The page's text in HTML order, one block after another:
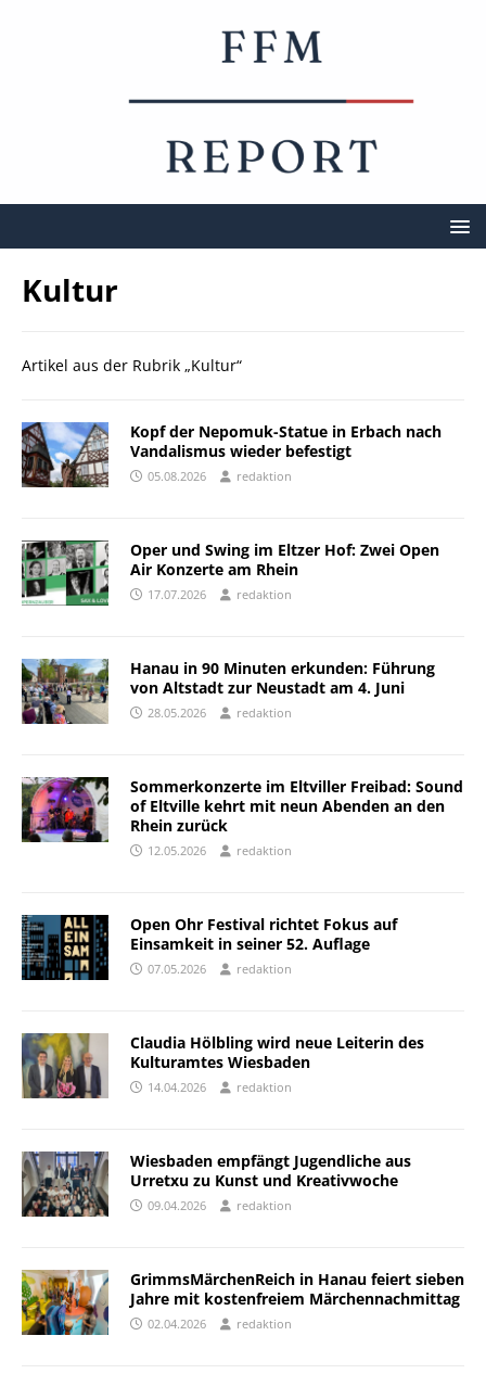
Kultur
Artikel aus der Rubrik „Kultur“
Kopf der Nepomuk-Statue in Erbach nach
Vandalismus wieder befestigt
05.08.2026 redaktion
Oper und Swing im Eltzer Hof: Zwei Open
Air Konzerte am Rhein
17.07.2026 redaktion
Hanau in 90 Minuten erkunden: Führung
von Altstadt zur Neustadt am 4. Juni
28.05.2026 redaktion
Sommerkonzerte im Eltviller Freibad: Sound
of Eltville kehrt mit neun Abenden an den
Rhein zurück
12.05.2026 redaktion
Open Ohr Festival richtet Fokus auf
Einsamkeit in seiner 52. Auflage
07.05.2026 redaktion
Claudia Hölbling wird neue Leiterin des
Kulturamtes Wiesbaden
14.04.2026 redaktion
Wiesbaden empfängt Jugendliche aus
Urretxu zu Kunst und Kreativwoche
09.04.2026 redaktion
GrimmsMärchenReich in Hanau feiert sieben
Jahre mit kostenfreiem Märchennachmittag
02.04.2026 redaktion